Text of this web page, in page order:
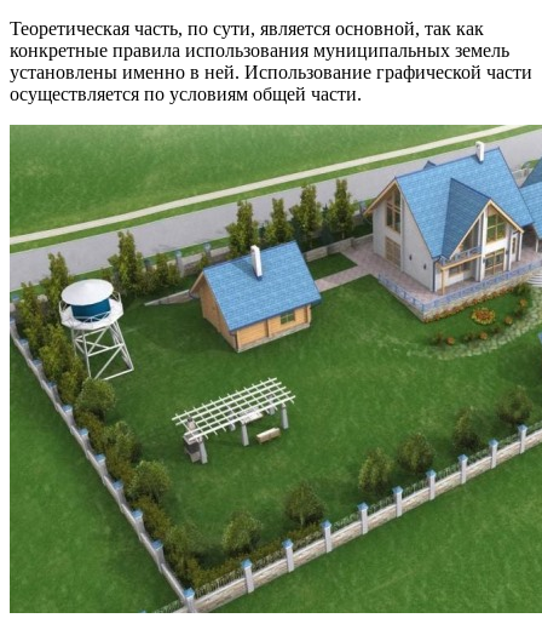
Теоретическая часть, по сути, является основной, так как
конкретные правила использования муниципальных земель
установлены именно в ней. Использование графической части
осуществляется по условиям общей части.